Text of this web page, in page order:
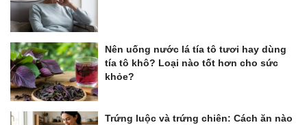
Nên uống nước lá tía tô tươi hay dùng
tía tô khô? Loại nào tốt hơn cho sức
khỏe?
Trứng luộc và trứng chiên: Cách ăn nào